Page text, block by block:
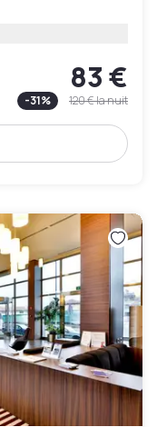
83 €
-31% 120 €la nuit